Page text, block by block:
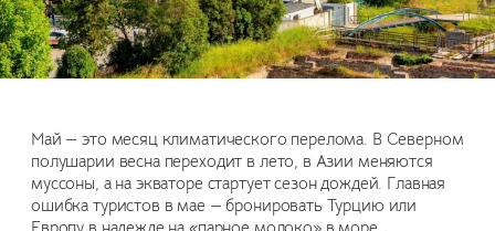
Май — это месяц климатического перелома. В Северном
полушарии весна переходит в лето, в Азии меняются
муссоны, а на экваторе стартует сезон дождей. Главная
ошибка туристов в мае — бронировать Турцию или